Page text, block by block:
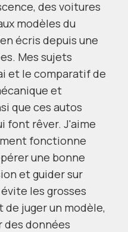
des voitures
modèles du
écris depuis une
Mes sujets
et le comparatif de
et
que ces autos
font rêver. J'aime
fonctionne
une bonne
et guider sur
les grosses
de juger un modèle,
des données